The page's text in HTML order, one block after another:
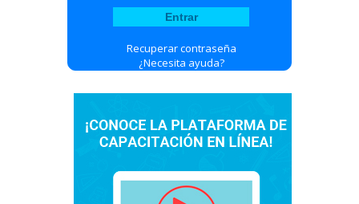
Recuperar contraseña
¿Necesita ayuda?